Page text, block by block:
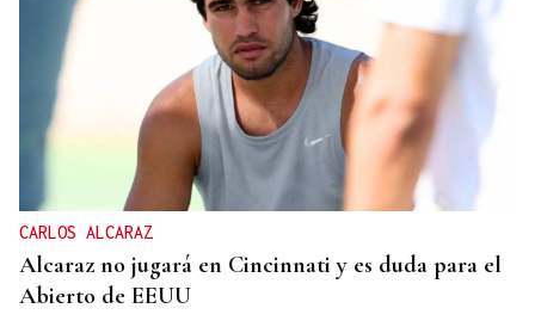
CARLOS ALCARAZ
Alcaraz no jugará en Cincinnati y es duda para el
Abierto de EEUU